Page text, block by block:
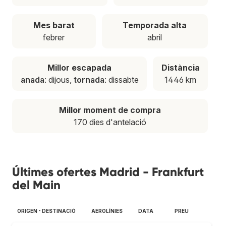
Mes barat
febrer
Temporada alta
abril
Millor escapada
anada: dijous, tornada: dissabte
Distància
1446 km
Millor moment de compra
170 dies d'antelació
Últimes ofertes Madrid - Frankfurt
del Main
ORIGEN - DESTINACIÓ AEROLÍNIES DATA PREU